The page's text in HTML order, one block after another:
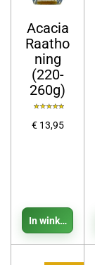
Acacia
Raatho
ning
(220-
260g)
€ 13,95
In winkelwagen